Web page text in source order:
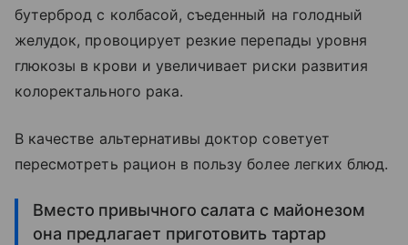
бутерброд с колбасой, съеденный на голодный
желудок, провоцирует резкие перепады уровня
глюкозы в крови и увеличивает риски развития
колоректального рака.
В качестве альтернативы доктор советует
пересмотреть рацион в пользу более легких блюд.
Вместо привычного салата с майонезом
она предлагает приготовить тартар